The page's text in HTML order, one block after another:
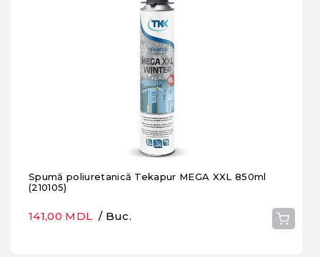
Spumă poliuretanică Tekapur MEGA XXL 850ml
(210105)
141,00 MDL / Buc.